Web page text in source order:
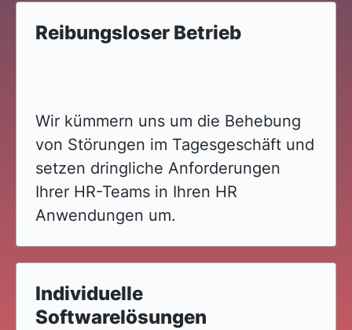
Reibungsloser Betrieb
Wir kümmern uns um die Behebung
von Störungen im Tagesgeschäft und
setzen dringliche Anforderungen
Ihrer HR-Teams in Ihren HR
Anwendungen um.
Individuelle
Softwarelösungen